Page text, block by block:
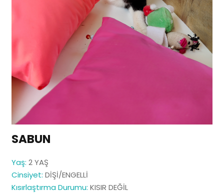
SABUN
Yaş: 2 YAŞ
Cinsiyet: DİŞİ/ENGELLİ
Kısırlaştırma Durumu: KISIR DEĞİL